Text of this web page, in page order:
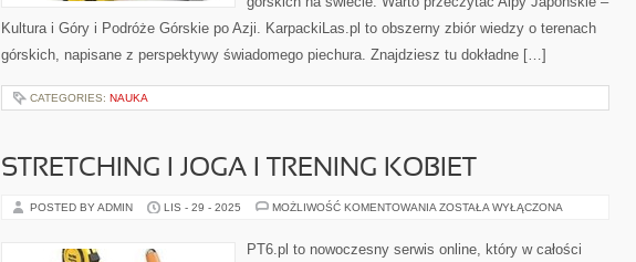
Kultura i Góry i Podróże Górskie po Azji. KarpackiLas.pl to obszerny zbiór wiedzy o terenach
górskich, napisane z perspektywy świadomego piechura. Znajdziesz tu dokładne […]
CATEGORIES: NAUKA
STRETCHING I JOGA I TRENING KOBIET
POSTED BY ADMIN LIS - 29 - 2025 MOŻLIWOŚĆ KOMENTOWANIA STRETCHING
TRENING
ZOSTAŁA WYŁĄCZONA
PT6.pl to nowoczesny serwis online, który w całości